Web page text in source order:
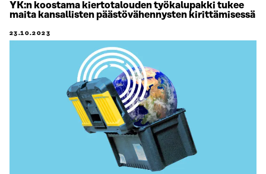
YK:n koostama kiertotalouden työkalupakki tukee
maita kansallisten päästövähennysten kirittämisessä
23.10.2023